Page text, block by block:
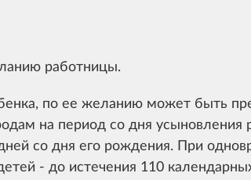
работницы.
по ее желанию может быть
на период со дня усыновления
со дня его рождения. При
- до истечения 110